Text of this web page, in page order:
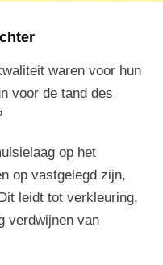
waren voor hun
voor de tand des
op het
op vastgelegd zijn,
leidt tot verkleuring,
verdwijnen van